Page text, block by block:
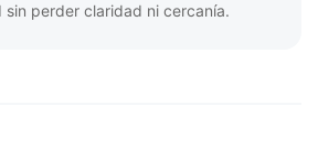
sin perder claridad ni cercanía.